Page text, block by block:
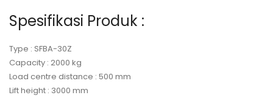
Spesifikasi Produk :
Type : SFBA-30Z
Capacity : 2000 kg
Load centre distance : 500 mm
Lift height : 3000 mm